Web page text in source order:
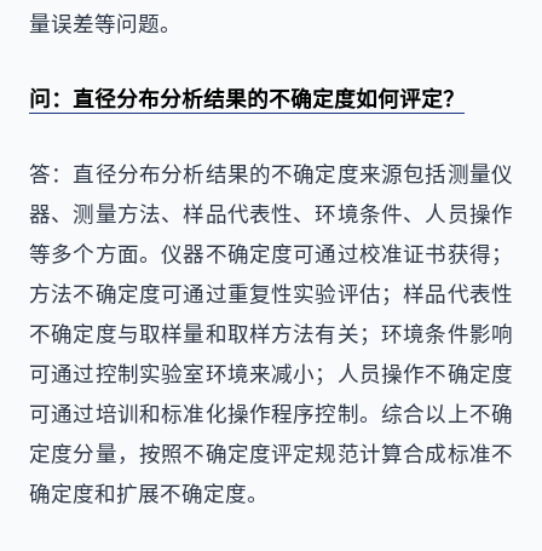
量误差等问题。
问：直径分布分析结果的不确定度如何评定？
答：直径分布分析结果的不确定度来源包括测量仪
器、测量方法、样品代表性、环境条件、人员操作
等多个方面。仪器不确定度可通过校准证书获得；
方法不确定度可通过重复性实验评估；样品代表性
不确定度与取样量和取样方法有关；环境条件影响
可通过控制实验室环境来减小；人员操作不确定度
可通过培训和标准化操作程序控制。综合以上不确
定度分量，按照不确定度评定规范计算合成标准不
确定度和扩展不确定度。